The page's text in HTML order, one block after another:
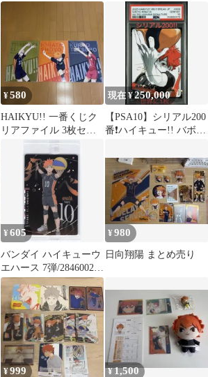
爪研磨2枚セット
¥580
HAIKYU!! 一番くじク
リアファイル 3枚セッ
現在 ¥250,000
【PSA10】シリアル200
番❗️ハイキュー!! バボ
¥605
バンダイ ハイキューウ
エハース 7弾/2846002
日向翔陽【SP】 28
¥980
日向翔陽 まとめ売り
¥999 ¥1,500